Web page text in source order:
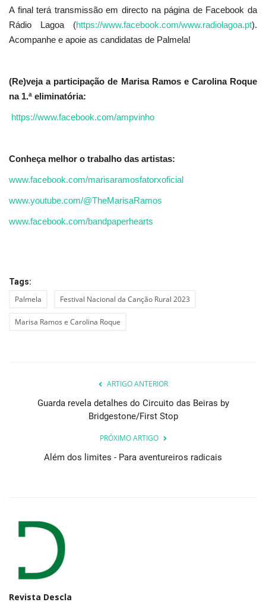
A final terá transmissão em directo na página de Facebook da
Rádio Lagoa (https://www.facebook.com/www.radiolagoa.pt).
Acompanhe e apoie as candidatas de Palmela!
(Re)veja a participação de Marisa Ramos e Carolina Roque
na 1.ª eliminatória:
https://www.facebook.com/ampvinho
Conheça melhor o trabalho das artistas:
www.facebook.com/marisaramosfatorxoficial
www.youtube.com/@TheMarisaRamos
www.facebook.com/bandpaperhearts
Tags:
Palmela Festival Nacional da Canção Rural 2023
Marisa Ramos e Carolina Roque
ARTIGO ANTERIOR
Guarda revela detalhes do Circuito das Beiras by
Bridgestone/First Stop
PRÓXIMO ARTIGO
Além dos limites - Para aventureiros radicais
Revista Descla